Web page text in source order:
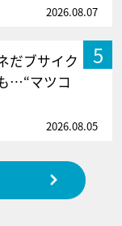
2026.08.07
5
だブサイク
…“マツコ
2026.08.05